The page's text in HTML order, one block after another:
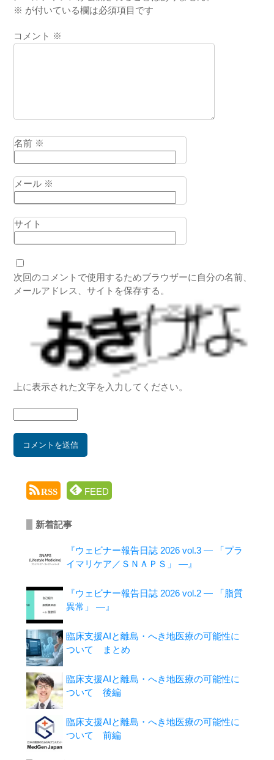
※ が付いている欄は必須項目です
コメント ※
名前 ※
メール ※
サイト
次回のコメントで使用するためブラウザーに自分の名前、
メールアドレス、サイトを保存する。
上に表示された文字を入力してください。
RSS FEED
新着記事
『ウェビナー報告日誌 2026 vol.3 ― 「プラ
イマリケア／ＳＮＡＰＳ」 ―』
『ウェビナー報告日誌 2026 vol.2 ― 「脂質
異常」 ―』
臨床支援AIと離島・へき地医療の可能性に
ついて まとめ
臨床支援AIと離島・へき地医療の可能性に
ついて 後編
臨床支援AIと離島・へき地医療の可能性に
ついて 前編